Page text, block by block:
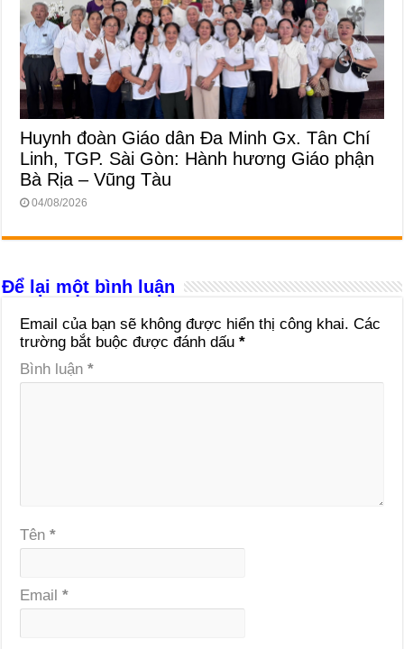
Huynh đoàn Giáo dân Đa Minh Gx. Tân Chí
Linh, TGP. Sài Gòn: Hành hương Giáo phận
Bà Rịa – Vũng Tàu
04/08/2026
Để lại một bình luận
Email của bạn sẽ không được hiển thị công khai. Các
trường bắt buộc được đánh dấu*
Bình luận*
Tên*
Email*